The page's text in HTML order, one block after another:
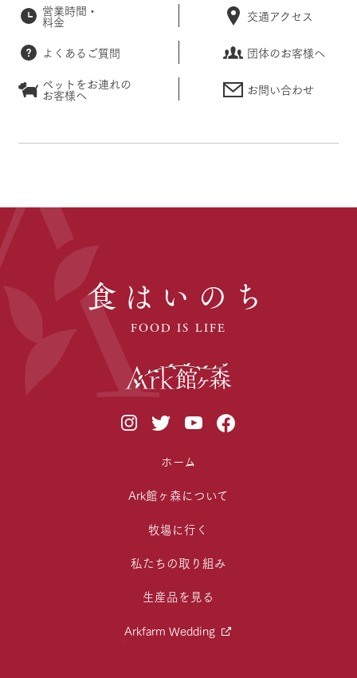
営業時間・
料金 交通アクセス
よくあるご質問
団体のお客様へ
ペットをお連れの
お客様へ お問い合わせ
食はいのち
FOOD IS LIFE
ホーム
Ark館ヶ森について
牧場に行く
私たちの取り組み
生産品を見る
Arkfarm Wedding